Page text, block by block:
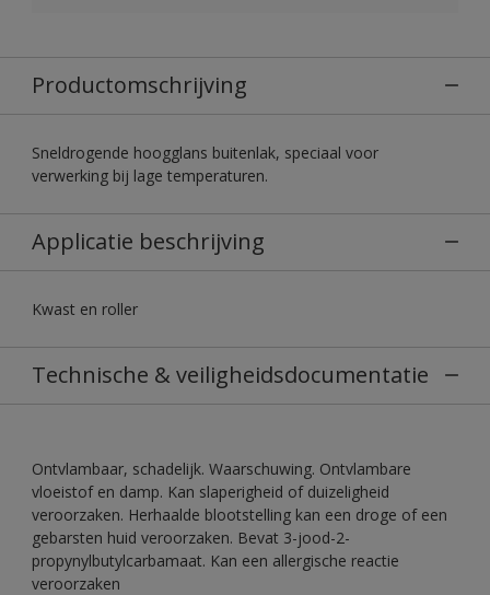
Productomschrijving
Sneldrogende hoogglans buitenlak, speciaal voor
verwerking bij lage temperaturen.
Applicatie beschrijving
Kwast en roller
Technische & veiligheidsdocumentatie
Ontvlambaar, schadelijk. Waarschuwing. Ontvlambare
vloeistof en damp. Kan slaperigheid of duizeligheid
veroorzaken. Herhaalde blootstelling kan een droge of een
gebarsten huid veroorzaken. Bevat 3-jood-2-
propynylbutylcarbamaat. Kan een allergische reactie
veroorzaken